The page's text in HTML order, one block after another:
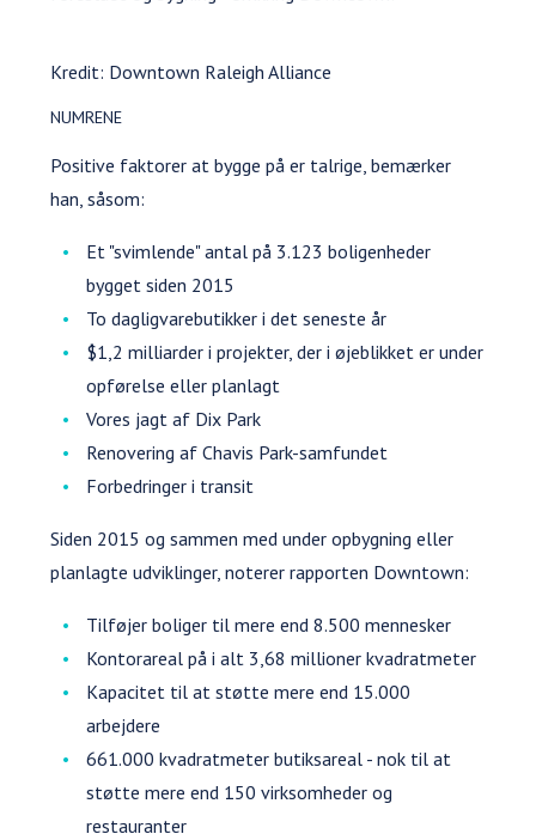
Kredit: Downtown Raleigh Alliance
NUMRENE
Positive faktorer at bygge på er talrige, bemærker
han, såsom:
Et "svimlende" antal på 3.123 boligenheder
bygget siden 2015
To dagligvarebutikker i det seneste år
$1,2 milliarder i projekter, der i øjeblikket er under
opførelse eller planlagt
Vores jagt af Dix Park
Renovering af Chavis Park-samfundet
Forbedringer i transit
Siden 2015 og sammen med under opbygning eller
planlagte udviklinger, noterer rapporten Downtown:
Tilføjer boliger til mere end 8.500 mennesker
Kontorareal på i alt 3,68 millioner kvadratmeter
Kapacitet til at støtte mere end 15.000
arbejdere
661.000 kvadratmeter butiksareal - nok til at
støtte mere end 150 virksomheder og
restauranter